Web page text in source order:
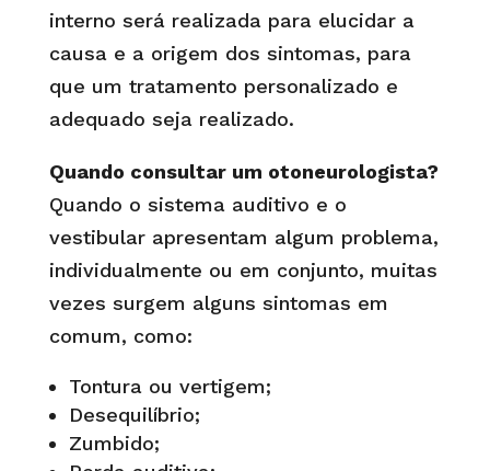
interno será realizada para elucidar a
causa e a origem dos sintomas, para
que um tratamento personalizado e
adequado seja realizado.
Quando consultar um otoneurologista?
Quando o sistema auditivo e o
vestibular apresentam algum problema,
individualmente ou em conjunto, muitas
vezes surgem alguns sintomas em
comum, como:
Tontura ou vertigem;
Desequilíbrio;
Zumbido;